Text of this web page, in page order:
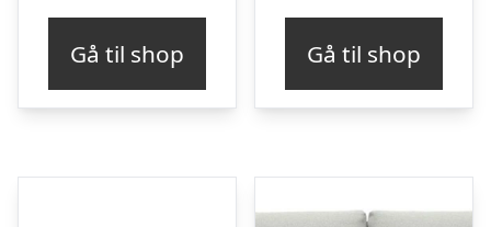
Gå til shop Gå til shop